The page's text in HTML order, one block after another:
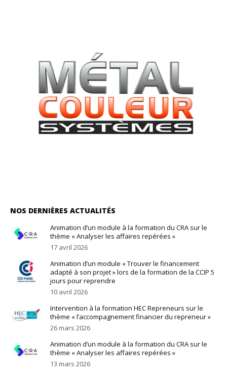
NOS DERNIÈRES ACTUALITÉS
Animation d’un module à la formation du CRA sur le
thème « Analyser les affaires repérées »
17 avril 2026
Animation d’un module « Trouver le financement
adapté à son projet » lors de la formation de la CCIP 5
jours pour reprendre
10 avril 2026
Intervention à la formation HEC Repreneurs sur le
thème « l’accompagnement financier du repreneur »
26 mars 2026
Animation d’un module à la formation du CRA sur le
thème « Analyser les affaires repérées »
13 mars 2026